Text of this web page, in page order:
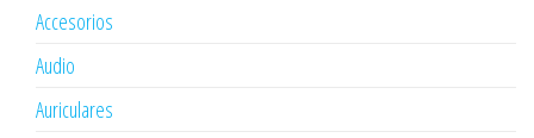
Accesorios
Audio
Auriculares